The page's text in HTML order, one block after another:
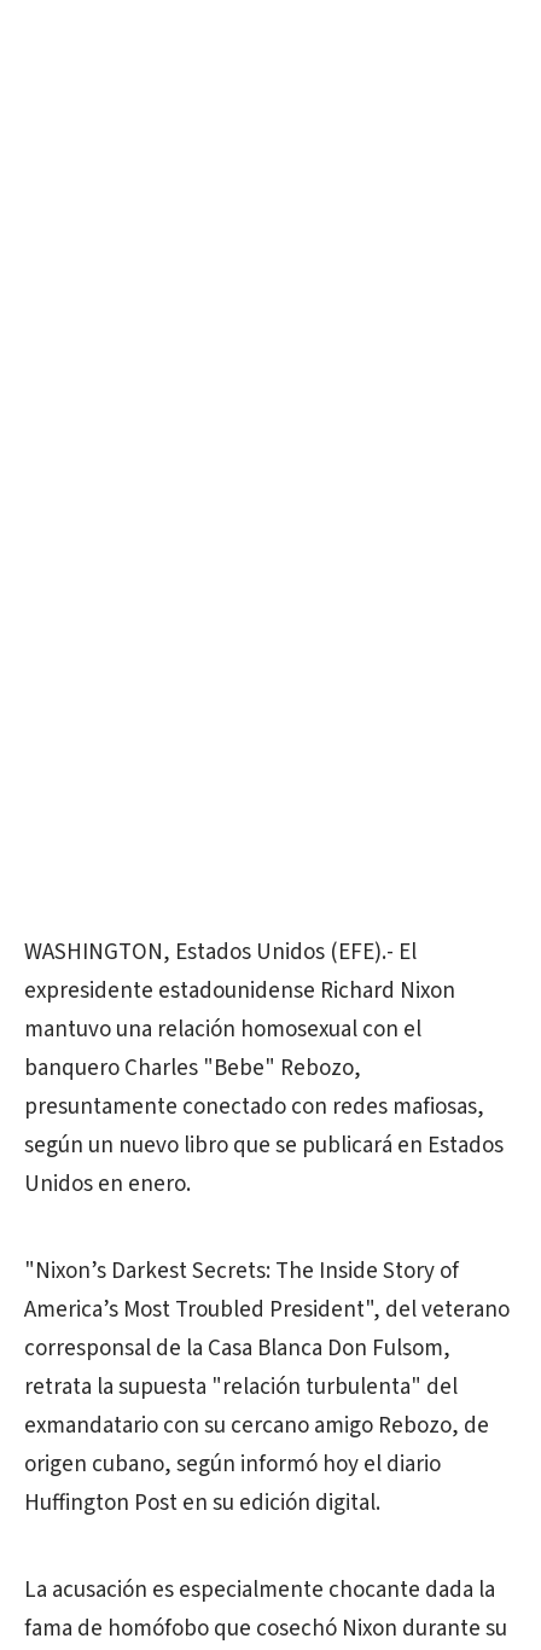
WASHINGTON, Estados Unidos (EFE).- El
expresidente estadounidense Richard Nixon
mantuvo una relación homosexual con el
banquero Charles "Bebe" Rebozo,
presuntamente conectado con redes mafiosas,
según un nuevo libro que se publicará en Estados
Unidos en enero.
"Nixon’s Darkest Secrets: The Inside Story of
America’s Most Troubled President", del veterano
corresponsal de la Casa Blanca Don Fulsom,
retrata la supuesta "relación turbulenta" del
exmandatario con su cercano amigo Rebozo, de
origen cubano, según informó hoy el diario
Huffington Post en su edición digital.
La acusación es especialmente chocante dada la
fama de homófobo que cosechó Nixon durante su